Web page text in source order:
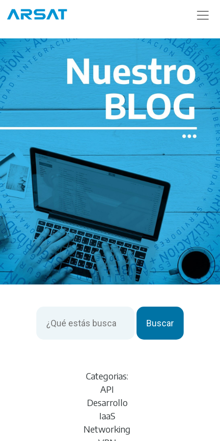
Buscar
Categorias:
API
Desarrollo
IaaS
Networking